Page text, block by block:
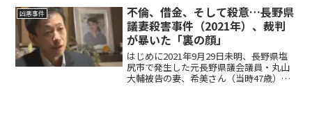
の闇が浮き彫りになりました。警視庁は
容疑者の北誠一（き...
凶悪事件
不倫、借金、そして殺意…長野県
議妻殺害事件（2021年）、裁判
が暴いた「裏の顔」
はじめに2021年9月29日未明、長野県塩
尻市で発生した元長野県議会議員・丸山
大輔被告の妻、希美さん（当時47歳）殺